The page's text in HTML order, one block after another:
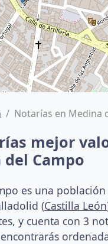
Notarías en Medina
mejor
Campo
es una
(Castilla León
y cuenta con 3